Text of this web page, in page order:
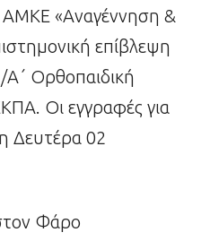
«Αναγέννηση &
επίβλεψη
Ορθοπαιδική
Οι εγγραφές για
Δευτέρα 02
Φάρο